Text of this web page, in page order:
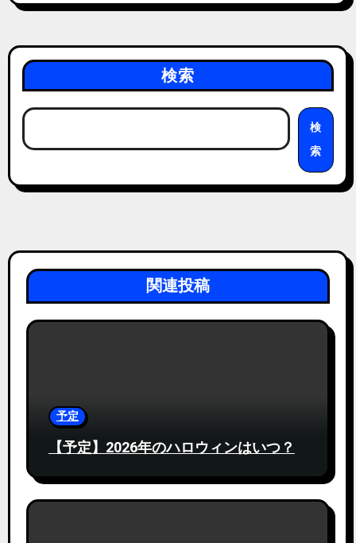
検索
検
索
関連投稿
予定
【予定】2026年のハロウィンはいつ？